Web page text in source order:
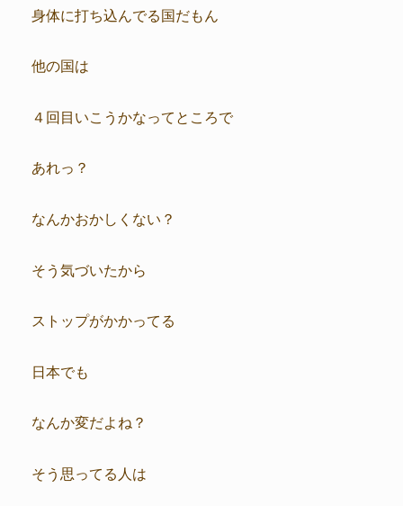
身体に打ち込んでる国だもん
他の国は
４回目いこうかなってところで
あれっ？
なんかおかしくない？
そう気づいたから
ストップがかかってる
日本でも
なんか変だよね？
そう思ってる人は